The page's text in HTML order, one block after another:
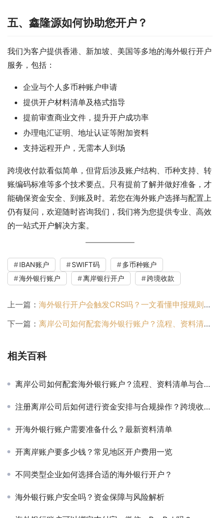
五、鑫隆源如何协助您开户？
我们为客户提供香港、新加坡、美国等多地的海外银行开户
服务，包括：
企业与个人多币种账户申请
提供开户材料清单及格式指导
提前审查商业文件，提升开户成功率
办理电汇证明、地址认证等附加资料
支持远程开户，无需本人到场
跨境收付款看似简单，但背后涉及账户结构、币种支持、转
账编码标准等多个技术要点。只有提前了解并做好准备，才
能确保资金安全、到账及时。若您在海外账户选择与配置上
仍有疑问，欢迎随时咨询我们，我们将为您提供专业、高效
的一站式开户解决方案。
IBAN账户 SWIFT码
多币种账户
海外银行账户
离岸银行开户 跨境收款
上一篇： 海外银行开户会触发CRS吗？一文看懂申报规则、报送路径与合规避坑
下一篇： 离岸公司如何配套海外银行账户？流程、资料清单与合规要诀
相关百科
离岸公司如何配套海外银行账户？流程、资料清单与合规要诀
注册离岸公司后如何进行资金安排与合规操作？跨境收款与回流指南
开海外银行账户需要准备什么？最新资料清单
开离岸账户要多少钱？常见地区开户费用一览
不同类型企业如何选择合适的海外银行开户？
海外银行账户安全吗？资金保障与风险解析